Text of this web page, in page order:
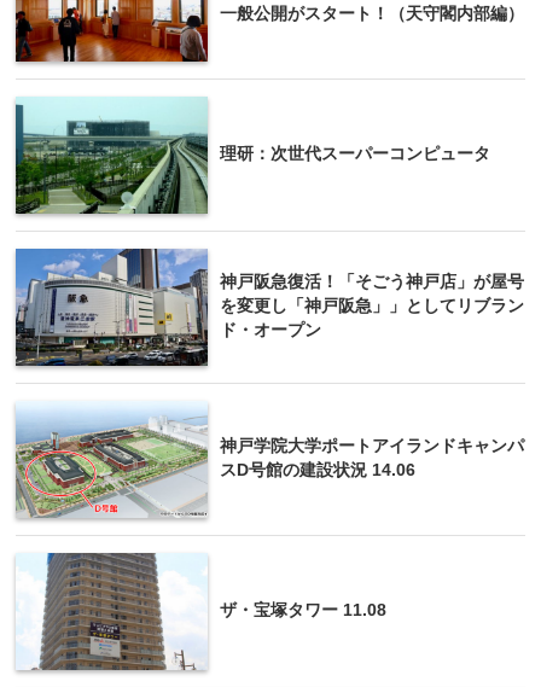
一般公開がスタート！（天守閣内部編）
理研：次世代スーパーコンピュータ
神戸阪急復活！「そごう神戸店」が屋号
を変更し「神戸阪急」」としてリブラン
ド・オープン
神戸学院大学ポートアイランドキャンパ
スD号館の建設状況 14.06
ザ・宝塚タワー 11.08